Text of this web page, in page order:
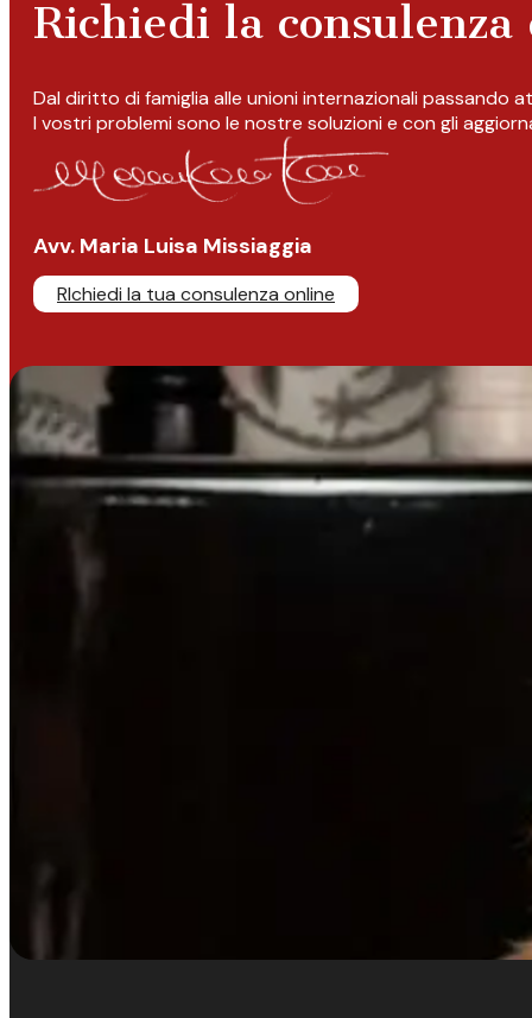
Richiedi la
Dal diritto di famiglia alle unioni internazionali passando
I vostri problemi sono le nostre soluzioni e con gli
Avv. Maria Luisa Missiaggia
RIchiedi la tua consulenza online